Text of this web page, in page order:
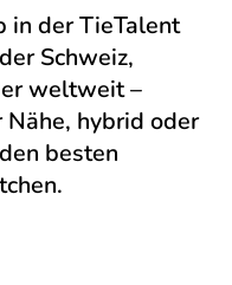
in der TieTalent
Schweiz,
weltweit –
hybrid oder
besten